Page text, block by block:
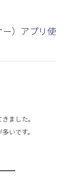
ー）アプリ使
ました。
いです。